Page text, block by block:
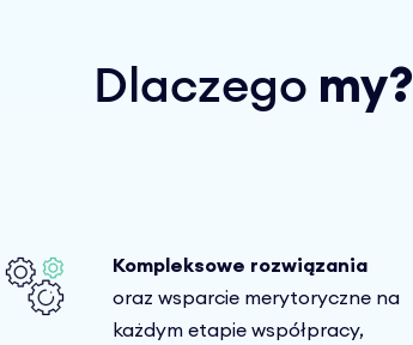
Dlaczego my?
Kompleksowe rozwiązania
oraz wsparcie merytoryczne na
każdym etapie współpracy,